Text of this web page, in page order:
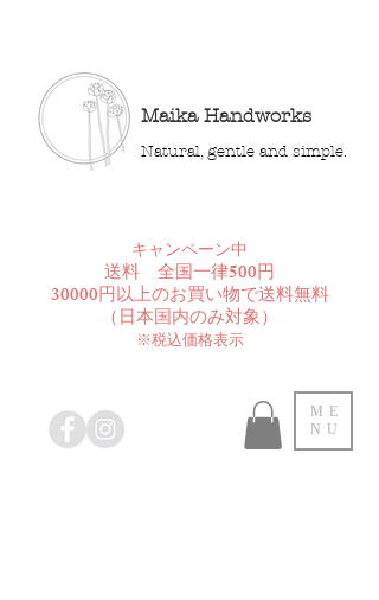
Maika Handworks
Natural, gentle and simple.
​キャンペーン中
送料 全国一律500円
30000円以上のお買い物で送料無料
​（日本国内のみ対象）
※税込価格表示
ME
NU